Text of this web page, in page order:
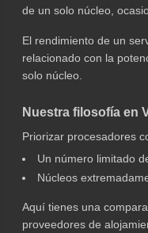
de un solo núcleo,
El rendimiento de un
relacionado con la
solo núcleo.
Nuestra filosofía en
Priorizar procesadores
Un número limitado
Núcleos
Aquí tienes una
proveedores de